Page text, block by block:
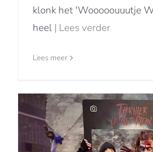
klonk het 'Wooooouuutje
heel | Lees verder
Lees meer